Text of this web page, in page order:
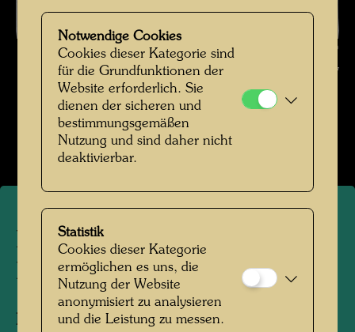
Friedrich Stowasser mit Hündchen , Fotograf: Unbekannt Unknown ©
Hundertwasser Archiv
Kindheit und Jugend
Bildergalerie öffnen
Friedrich Stowasser mit
Hündchen
Personen am Foto:Friedensreich
Notwendige Cookies
Cookies dieser Kategorie sind
für die Grundfunktionen der
Website erforderlich. Sie
dienen der sicheren und
bestimmungsgemäßen
Nutzung und sind daher nicht
deaktivierbar.
Statistik
Cookies dieser Kategorie
ermöglichen es uns, die
Nutzung der Website
anonymisiert zu analysieren
und die Leistung zu messen.